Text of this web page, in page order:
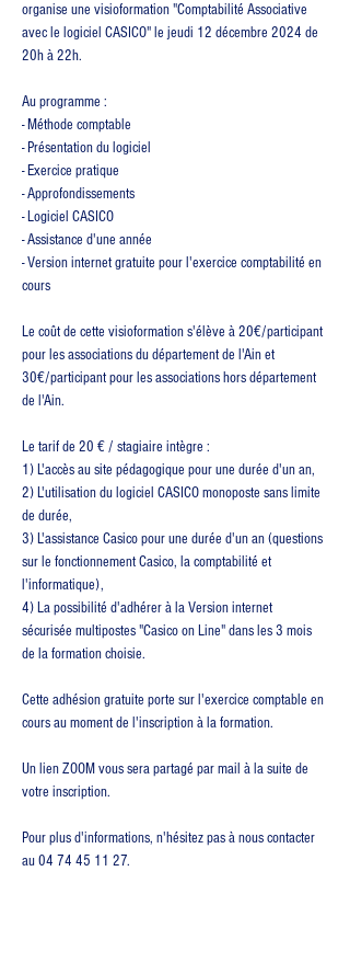
organise une visioformation "Comptabilité Associative
avec le logiciel CASICO" le jeudi 12 décembre 2024 de
20h à 22h.
Au programme :
- Méthode comptable
- Présentation du logiciel
- Exercice pratique
- Approfondissements
- Logiciel CASICO
- Assistance d'une année
- Version internet gratuite pour l'exercice comptabilité en
cours
Le coût de cette visioformation s'élève à 20€/participant
pour les associations du département de l'Ain et
30€/participant pour les associations hors département
de l'Ain.
Le tarif de 20 € / stagiaire intègre :
1) L'accès au site pédagogique pour une durée d'un an,
2) L'utilisation du logiciel CASICO monoposte sans limite
de durée,
3) L'assistance Casico pour une durée d'un an (questions
sur le fonctionnement Casico, la comptabilité et
l'informatique),
4) La possibilité d'adhérer à la Version internet
sécurisée multipostes "Casico on Line" dans les 3 mois
de la formation choisie.
Cette adhésion gratuite porte sur l'exercice comptable en
cours au moment de l'inscription à la formation.
Un lien ZOOM vous sera partagé par mail à la suite de
votre inscription.
Pour plus d'informations, n'hésitez pas à nous contacter
au 04 74 45 11 27.